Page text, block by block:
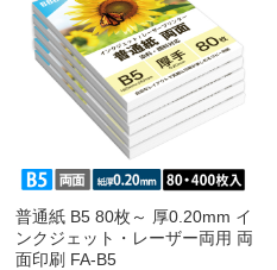
普通紙 B5 80枚～ 厚0.20mm イ
ンクジェット・レーザー両用 両
面印刷 FA-B5